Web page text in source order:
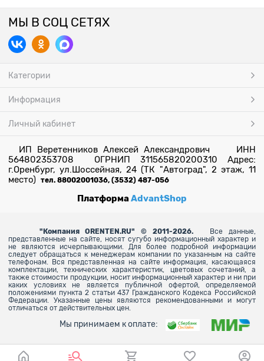
МЫ В СОЦ СЕТЯХ
Категории
Информация
Личный кабинет
ИП Веретенников Алексей Александрович ИНН
564802353708 ОГРНИП 311565820200310 Адрес:
г.Оренбург, ул.Шоссейная, 24 (ТК "Автоград", 2 этаж, 11
место) тел. 88002001036, (3532) 487-056
ПлатформаAdvantShop
" Компания ORENTEN.RU" © 2011-2026.
Все данные,
представленные на сайте, носят сугубо информационный характер и
не являются исчерпывающими. Для более подробной информации
следует обращаться к менеджерам компании по указанным на сайте
телефонам. Вся представленная на сайте информация, касающаяся
комплектации, технических характеристик, цветовых сочетаний, а
также стоимости продукции, носит информационный характер и ни при
каких условиях не является публичной офертой, определяемой
положениями пункта 2 статьи 437 Гражданского Кодекса Российской
Федерации. Указанные цены являются рекомендованными и могут
отличаться от действительных цен.
Мы принимаем к оплате: